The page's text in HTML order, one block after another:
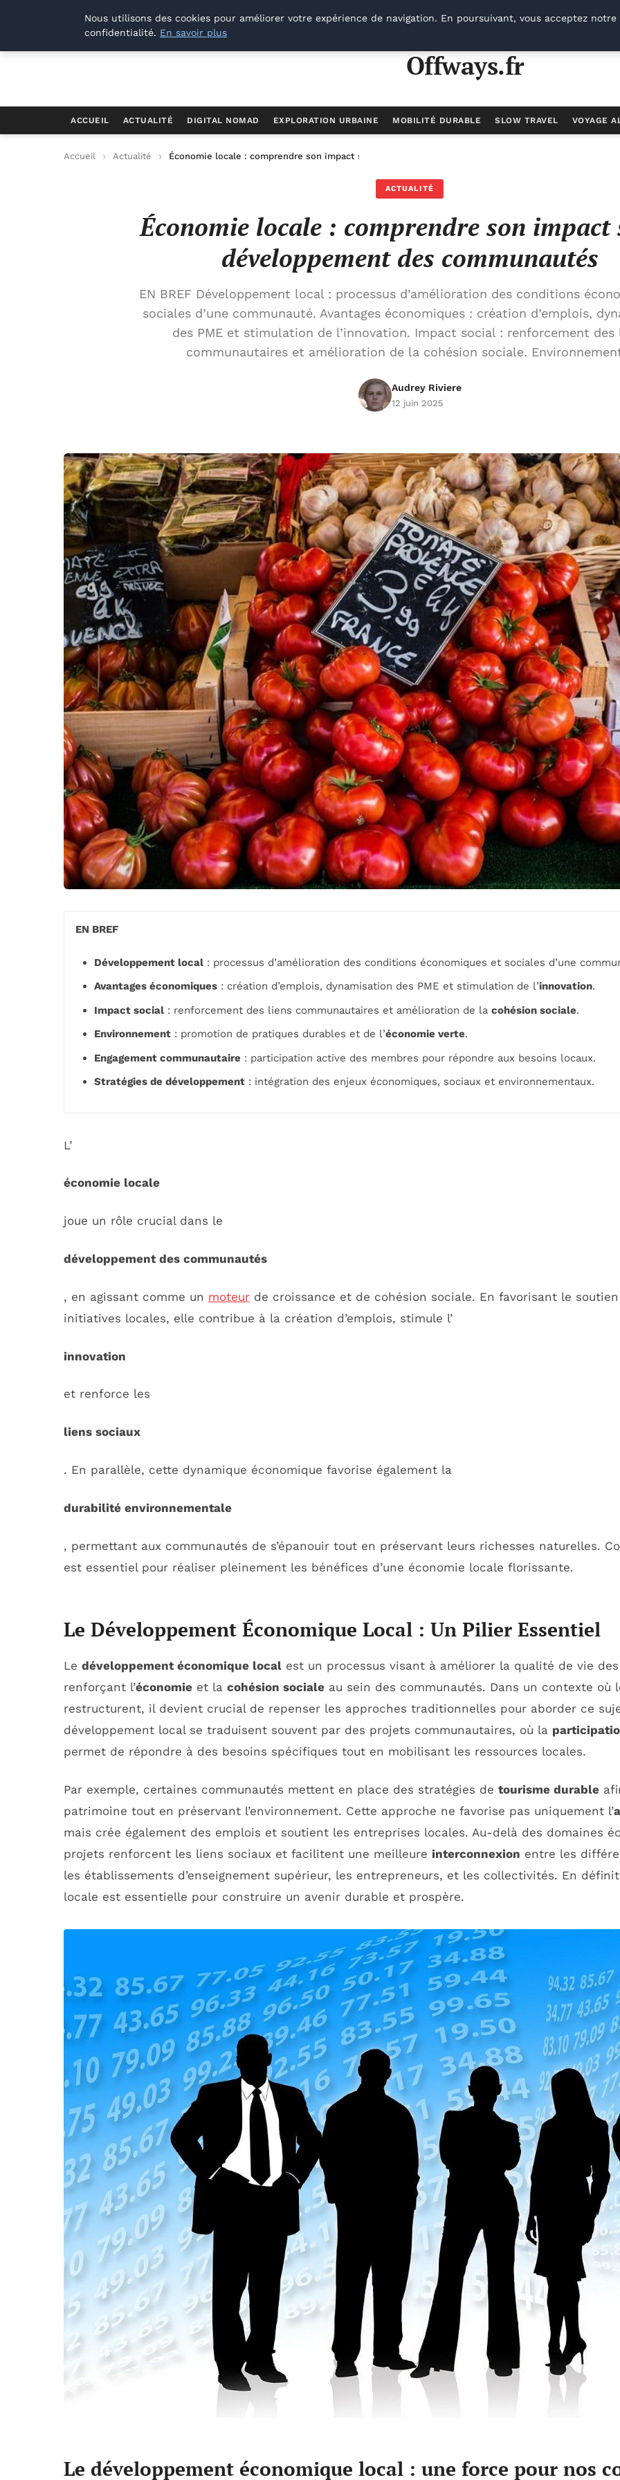
Offways.fr
Offways.fr
ACCUEIL ACTUALITÉ DIGITAL NOMAD EXPLORATION URBAINE MOBILITÉ DURABLE SLOW TRAVEL VOYAGE
Accueil Actualité Économie locale : comprendre son impact sur le développement des communautés
ACTUALITÉ
Économie locale : comprendre son impact
développement des communautés
EN BREF Développement local : processus d’amélioration des conditions
sociales d’une communauté. Avantages économiques : création d’emplois,
des PME et stimulation de l’innovation. Impact social : renforcement des
communautaires et amélioration de la cohésion sociale.
Audrey Riviere
12 juin 2025
EN BREF
Développement local : processus d’amélioration des conditions économiques et sociales d’une
Avantages économiques : création d’emplois, dynamisation des PME et stimulation de l’innovation.
Impact social : renforcement des liens communautaires et amélioration de la cohésion sociale.
Environnement : promotion de pratiques durables et de l’économie verte.
Engagement communautaire : participation active des membres pour répondre aux besoins locaux.
Stratégies de développement : intégration des enjeux économiques, sociaux et environnementaux.
L’
économie locale
joue un rôle crucial dans le
développement des communautés
, en agissant comme un moteur de croissance et de cohésion sociale. En favorisant le
initiatives locales, elle contribue à la création d’emplois, stimule l’
innovation
et renforce les
liens sociaux
. En parallèle, cette dynamique économique favorise également la
durabilité environnementale
, permettant aux communautés de s’épanouir tout en préservant leurs richesses naturelles.
est essentiel pour réaliser pleinement les bénéfices d’une économie locale florissante.
Le Développement Économique Local : Un Pilier Essentiel
Le développement économique local est un processus visant à améliorer la qualité de vie
renforçant l’économie et la cohésion sociale au sein des communautés. Dans un contexte où
restructurent, il devient crucial de repenser les approches traditionnelles pour aborder ce
développement local se traduisent souvent par des projets communautaires, où la
permet de répondre à des besoins spécifiques tout en mobilisant les ressources locales.
Par exemple, certaines communautés mettent en place des stratégies de tourisme durable
patrimoine tout en préservant l’environnement. Cette approche ne favorise pas uniquement l’
mais crée également des emplois et soutient les entreprises locales. Au-delà des domaines
projets renforcent les liens sociaux et facilitent une meilleure interconnexion entre les
les établissements d’enseignement supérieur, les entrepreneurs, et les collectivités. En
locale est essentielle pour construire un avenir durable et prospère.
Le développement économique local : une force pour nos
Nous utilisons des cookies pour améliorer votre expérience de navigation. En poursuivant, vous acceptez
confidentialité. En savoir plus